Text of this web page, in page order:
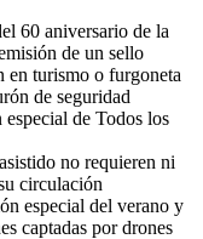
60 aniversario de la
de un sello
en turismo o furgoneta
de seguridad
de Todos los
no requieren ni
circulación
especial del verano y
captadas por drones